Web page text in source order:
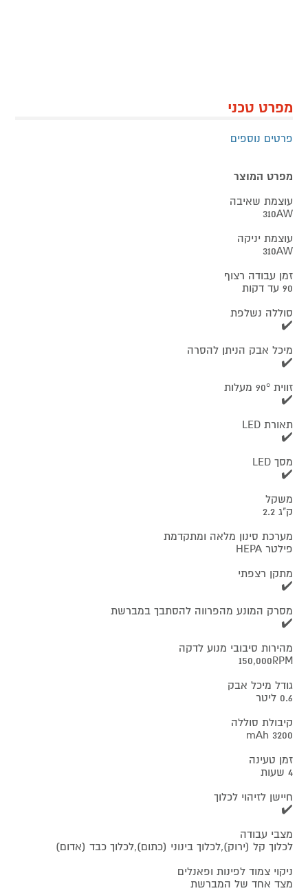
מפרט טכני
פרטים נוספים
מפרט המוצר
עוצמת שאיבה
310AW
עוצמת יניקה
310AW
זמן עבודה רצוף
90 עד דקות
סוללה נשלפת
✔️
מיכל אבק הניתן להסרה
✔️
זווית 90° מעלות
✔️
תאורת LED
✔️
מסך LED
✔️
משקל
ק"ג 2.2
מערכת סינון מלאה ומתקדמת
פילטר HEPA
מתקן רצפתי
✔️
מסרק המונע מהפרווה להסתבך במברשת
✔️
מהירות סיבובי מנוע לדקה
150,000RPM
גודל מיכל אבק
0.6 ליטר
קיבולת סוללה
3200 mAh
זמן טעינה
4 שעות
חיישן לזיהוי לכלוך
✔️
מצבי עבודה
לכלוך קל (ירוק),לכלוך בינוני (כתום),לכלוך כבד (אדום)
ניקוי צמוד לפינות ופאנלים
מצד אחד של המברשת